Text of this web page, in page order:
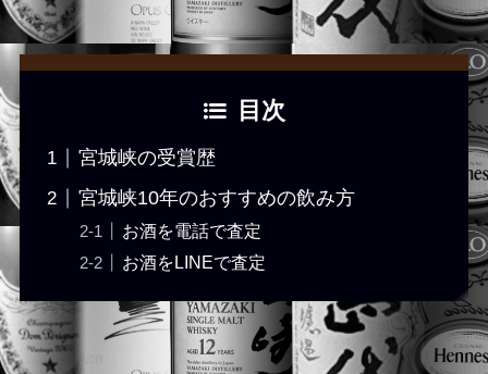
目次
宮城峡の受賞歴
宮城峡10年のおすすめの飲み方
お酒を電話で査定
お酒をLINEで査定